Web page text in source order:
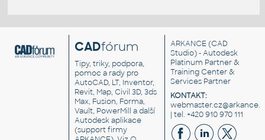
CADfórum
Tipy, triky, podpora,
pomoc a rady pro
AutoCAD, LT, Inventor,
Revit, Map, Civil 3D, 3ds
Max, Fusion, Forma,
Vault, PowerMill a další
Autodesk aplikace
(support firmy
ARKANCE (CAD
Studio) - Autodesk
Platinum Partner &
Training Center &
Services Partner
KONTAKT:
| tel. +420 910 970 111